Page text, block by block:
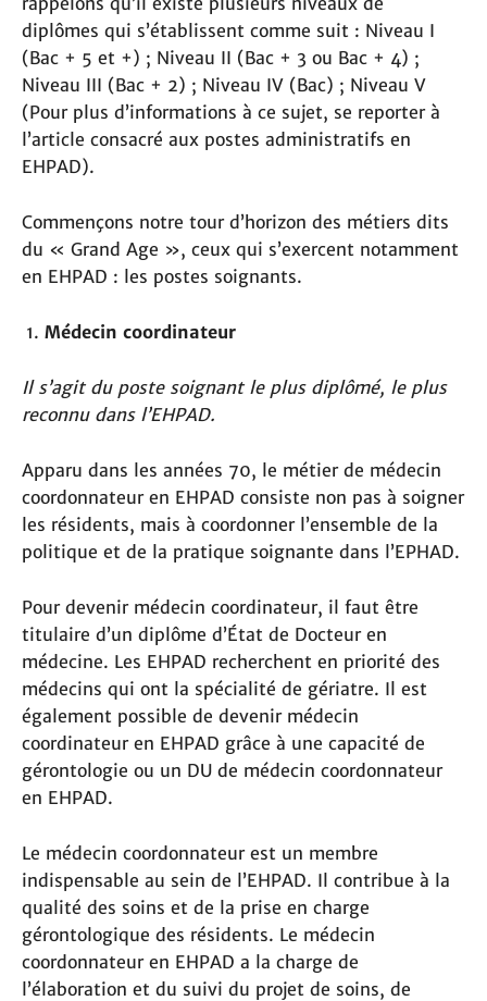
diplômes qui s’établissent comme suit : Niveau I
(Bac + 5 et +) ; Niveau II (Bac + 3 ou Bac + 4) ;
Niveau III (Bac + 2) ; Niveau IV (Bac) ; Niveau V
(Pour plus d’informations à ce sujet, se reporter à
l’article consacré aux postes administratifs en
EHPAD).
Commençons notre tour d’horizon des métiers dits
du « Grand Age », ceux qui s’exercent notamment
en EHPAD : les postes soignants.
Médecin coordinateur
Il s’agit du poste soignant le plus diplômé, le plus
reconnu dans l’EHPAD.
Apparu dans les années 70, le métier de médecin
coordonnateur en EHPAD consiste non pas à soigner
les résidents, mais à coordonner l’ensemble de la
politique et de la pratique soignante dans l’EPHAD.
Pour devenir médecin coordinateur, il faut être
titulaire d’un diplôme d’État de Docteur en
médecine. Les EHPAD recherchent en priorité des
médecins qui ont la spécialité de gériatre. Il est
également possible de devenir médecin
coordinateur en EHPAD grâce à une capacité de
gérontologie ou un DU de médecin coordonnateur
en EHPAD.
Le médecin coordonnateur est un membre
indispensable au sein de l’EHPAD. Il contribue à la
qualité des soins et de la prise en charge
gérontologique des résidents. Le médecin
coordonnateur en EHPAD a la charge de
l’élaboration et du suivi du projet de soins, de